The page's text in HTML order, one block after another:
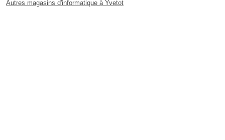
Autres magasins d'informatique à Yvetot